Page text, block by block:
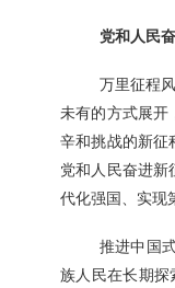
党和人民
万里征程
未有的方式展开
辛和挑战的新征
党和人民奋进新
代化强国、实现
推进中国
族人民在长期探